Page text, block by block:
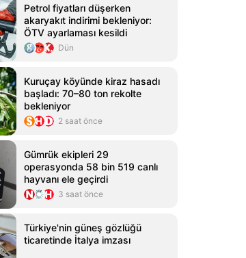
Petrol fiyatları düşerken
akaryakıt indirimi bekleniyor:
ÖTV ayarlaması kesildi
Dün
Kuruçay köyünde kiraz hasadı
başladı: 70–80 ton rekolte
bekleniyor
2 saat önce
Gümrük ekipleri 29
operasyonda 58 bin 519 canlı
hayvanı ele geçirdi
3 saat önce
Türkiye'nin güneş gözlüğü
ticaretinde İtalya imzası